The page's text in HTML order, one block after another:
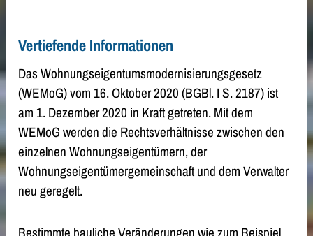
Vertiefende Informationen
Das Wohnungseigentumsmodernisierungsgesetz
(WEMoG) vom 16. Oktober 2020 (BGBl. I S. 2187) ist
am 1. Dezember 2020 in Kraft getreten. Mit dem
WEMoG werden die Rechtsverhältnisse zwischen den
einzelnen Wohnungseigentümern, der
Wohnungseigentümergemeinschaft und dem Verwalter
neu geregelt.